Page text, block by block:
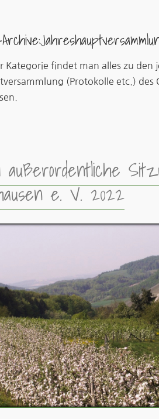
Kategorie findet man alles zu den
(Protokolle etc.)
außerordentliche
e. V. 2022